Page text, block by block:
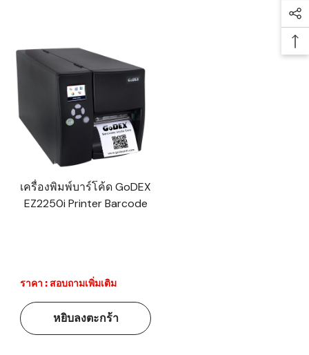
เครื่องพิมพ์บาร์โค้ด GoDEX
EZ2250i Printer Barcode
ราคา : สอบถามเพิ่มเติม
หยิบลงตะกร้า